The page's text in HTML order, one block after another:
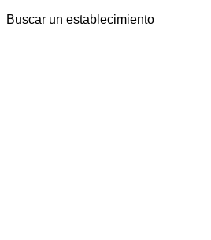
Buscar un establecimiento